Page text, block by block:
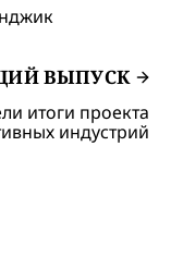
ВЫПУСК
итоги проекта
индустрий